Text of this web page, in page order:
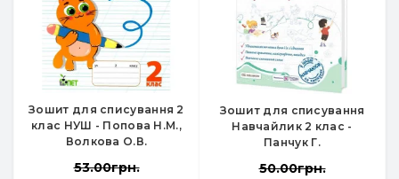
Зошит для списування 2
клас НУШ - Попова Н.М.,
Волкова О.В.
53.00грн.
Зошит для списування
Навчайлик 2 клас -
Панчук Г.
50.00грн.